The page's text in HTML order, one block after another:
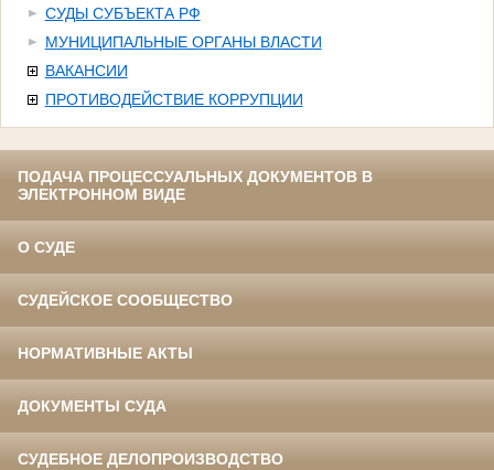
СУДЫ СУБЪЕКТА РФ
МУНИЦИПАЛЬНЫЕ ОРГАНЫ ВЛАСТИ
ВАКАНСИИ
ПРОТИВОДЕЙСТВИЕ КОРРУПЦИИ
ПОДАЧА ПРОЦЕССУАЛЬНЫХ ДОКУМЕНТОВ В
ЭЛЕКТРОННОМ ВИДЕ
О СУДЕ
СУДЕЙСКОЕ СООБЩЕСТВО
НОРМАТИВНЫЕ АКТЫ
ДОКУМЕНТЫ СУДА
СУДЕБНОЕ ДЕЛОПРОИЗВОДСТВО